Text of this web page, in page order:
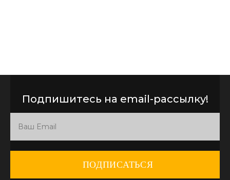
Подпишитесь на email-рассылку!
ПОДПИСАТЬСЯ